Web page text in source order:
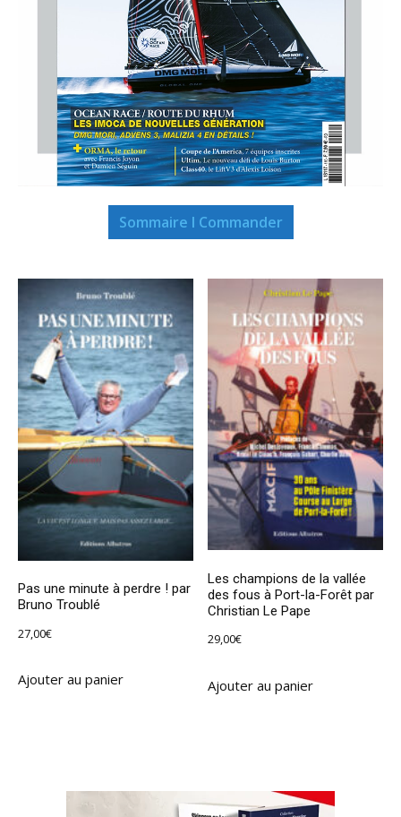
Sommaire I Commander
Pas une minute à perdre ! par
Bruno Troublé
27,00€
Ajouter au panier
Les champions de la vallée
des fous à Port-la-Forêt par
Christian Le Pape
29,00€
Ajouter au panier